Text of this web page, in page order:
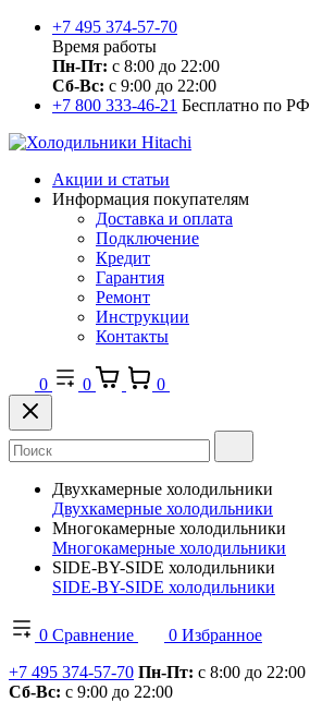
+7 495 374-57-70
Время работы
Пн-Пт: с 8:00 до 22:00
Сб-Вс: с 9:00 до 22:00
+7 800 333-46-21 Бесплатно по РФ
Акции и статьи
Информация покупателям
Доставка и оплата
Подключение
Кредит
Гарантия
Ремонт
Инструкции
Контакты
0 0 0
Двухкамерные холодильники
Двухкамерные холодильники
Многокамерные холодильники
Многокамерные холодильники
SIDE-BY-SIDE холодильники
SIDE-BY-SIDE холодильники
0 Сравнение 0 Избранное
+7 495 374-57-70 Пн-Пт: с 8:00 до 22:00
Сб-Вс: с 9:00 до 22:00